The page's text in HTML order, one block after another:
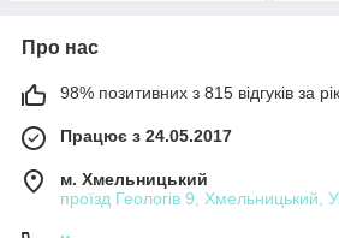
Про нас
98% позитивних з 815 відгуків за рік
Працює з 24.05.2017
м. Хмельницький
проїзд Геологів 9, Хмельницький,